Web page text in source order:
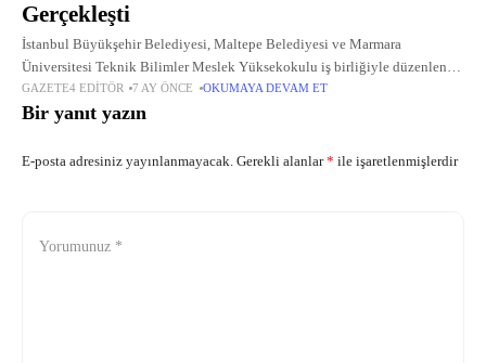
Gerçekleşti
İstanbul Büyükşehir Belediyesi, Maltepe Belediyesi ve Marmara
Üniversitesi Teknik Bilimler Meslek Yüksekokulu iş birliğiyle düzenlenen
29.
GAZETE4 EDITÖR 7 AY ÖNCE OKUMAYA DEVAM ET
Bir yanıt yazın
E-posta adresiniz yayınlanmayacak. Gerekli alanlar* ile işaretlenmişlerdir